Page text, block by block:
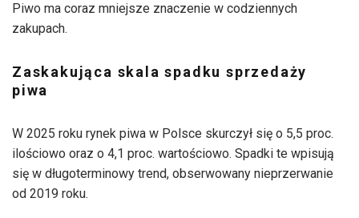
Piwo ma coraz mniejsze znaczenie w codziennych
zakupach.
Zaskakująca skala spadku sprzedaży
piwa
W 2025 roku rynek piwa w Polsce skurczył się o 5,5 proc.
ilościowo oraz o 4,1 proc. wartościowo. Spadki te wpisują
się w długoterminowy trend, obserwowany nieprzerwanie
od 2019 roku.